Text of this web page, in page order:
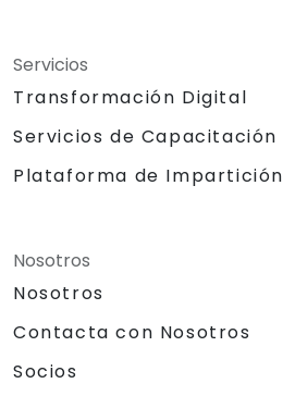
Servicios
Transformación Digital
Servicios de Capacitación
Plataforma de
Nosotros
Nosotros
Contacta con Nosotros
Socios